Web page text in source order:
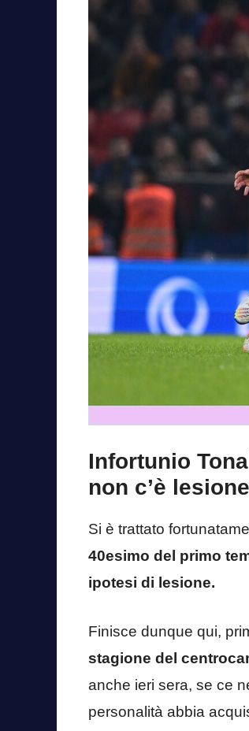
Infortunio
non c’è lesione
Si è trattato
40esimo del primo
ipotesi di lesione.
Finisce dunque qui,
stagione del
anche ieri sera, se ce
personalità abbia